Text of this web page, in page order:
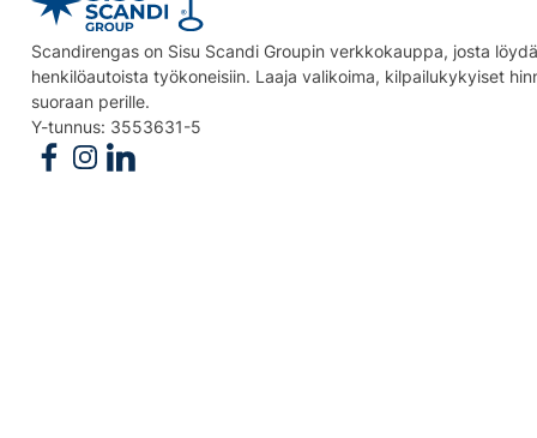
Scandirengas on Sisu Scandi Groupin verkkokauppa, josta
henkilöautoista työkoneisiin. Laaja valikoima, kilpailukykyiset
suoraan perille.
Y-tunnus: 3553631-5
Follow us on Facebook
Follow us on Instagram
Follow us on Linkedin